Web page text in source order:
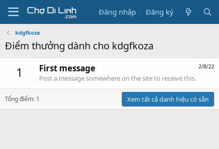
Đăng nhập Đăng ký
kdgfkoza
Điểm thưởng dành cho kdgfkoza
1 2/8/22
First message
Post a message somewhere on the site to receive this.
Tổng điểm: 1 Xem tất cả danh hiệu có sẵn